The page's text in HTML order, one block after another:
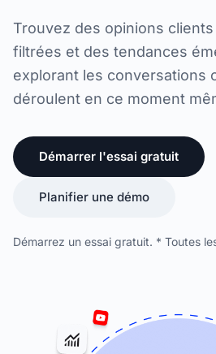
Trouvez des opinions
filtrées et des tendances
explorant les conversations
déroulent en ce moment
Démarrer l'essai gratuit
Planifier une démo
Démarrez un essai gratuit. * Toutes